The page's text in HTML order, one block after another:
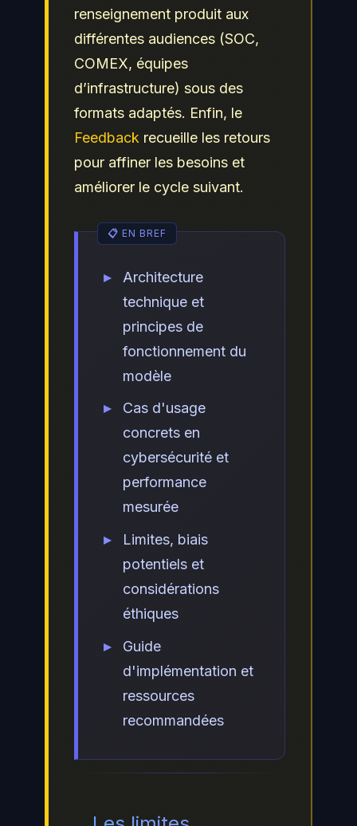
renseignement produit aux
différentes audiences (SOC,
COMEX, équipes
d’infrastructure) sous des
formats adaptés. Enfin, le
Feedback recueille les retours
pour affiner les besoins et
améliorer le cycle suivant.
Architecture
technique et
principes de
fonctionnement du
modèle
Cas d'usage
concrets en
cybersécurité et
performance
mesurée
Limites, biais
potentiels et
considérations
éthiques
Guide
d'implémentation et
ressources
recommandées